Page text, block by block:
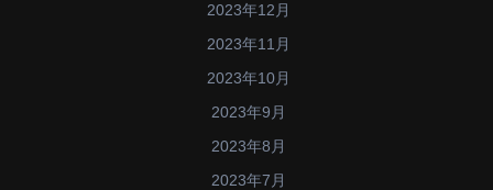
2023年12月
2023年11月
2023年10月
2023年9月
2023年8月
2023年7月